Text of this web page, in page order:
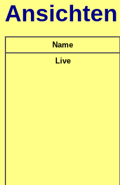
Name
Live